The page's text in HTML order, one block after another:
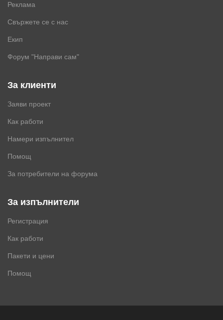
Реклама
Свържете се с нас
Екип
Форум "Направи сам"
За клиенти
Заяви проект
Как работи
Намери изпълнител
Помощ
За потребители на форума
За изпълнители
Регистрация
Как работи
Пакети и цени
Помощ